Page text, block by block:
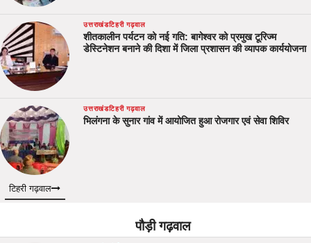
उत्तराखंडटिहरी गढ़वाल
शीतकालीन पर्यटन को नई गति: बागेश्वर को प्रमुख टूरिज्म
डेस्टिनेशन बनाने की दिशा में जिला प्रशासन की व्यापक कार्ययोजना
उत्तराखंडटिहरी गढ़वाल
भिलंगना के सुनार गांव में आयोजित हुआ रोजगार एवं सेवा शिविर
टिहरी गढ़वाल
पौड़ी गढ़वाल